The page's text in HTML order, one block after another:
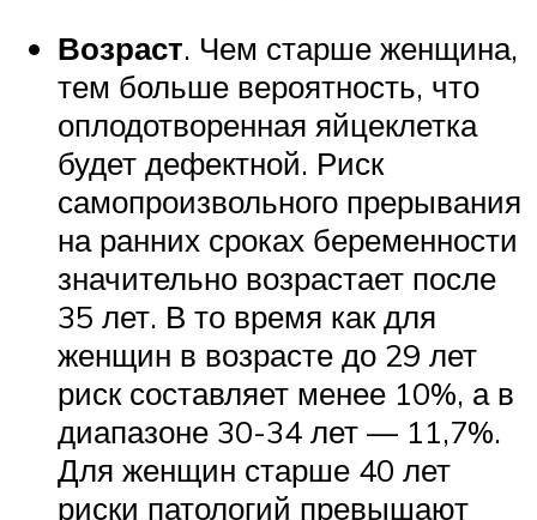
Возраст. Чем старше женщина,
тем больше вероятность, что
оплодотворенная яйцеклетка
будет дефектной. Риск
самопроизвольного прерывания
на ранних сроках беременности
значительно возрастает после
35 лет. В то время как для
женщин в возрасте до 29 лет
риск составляет менее 10%, а в
диапазоне 30-34 лет — 11,7%.
Для женщин старше 40 лет
риски патологий превышают